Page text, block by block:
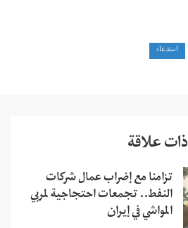
استدعاء
ذات علاقة
تزامنا مع إضراب عمال شركات
النفط.. تجمعات احتجاجية لمربي
المواشي في إيران